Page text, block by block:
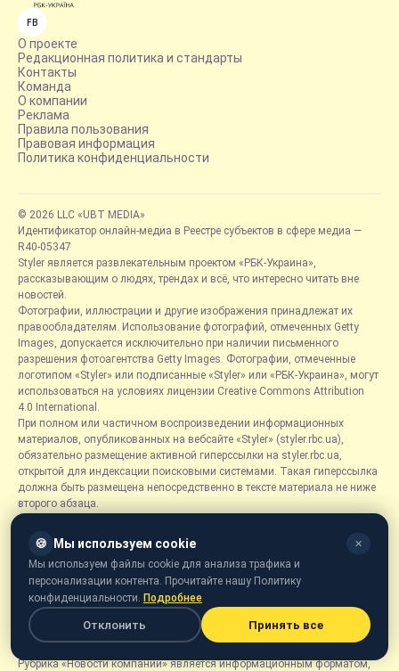
FB
О проекте
Редакционная политика и стандарты
Контакты
Команда
О компании
Реклама
Правила пользования
Правовая информация
Политика конфиденциальности
© 2026 LLC «UBT MEDIA»
Идентификатор онлайн-медиа в Реестре субъектов в сфере медиа —
R40-05347
Styler является развлекательным проектом «РБК-Украина»,
рассказывающим о людях, трендах и всё, что интересно читать вне
новостей.
Фотографии, иллюстрации и другие изображения принадлежат их
правообладателям. Использование фотографий, отмеченных Getty
Images, допускается исключительно при наличии письменного
разрешения фотоагентства Getty Images. Фотографии, отмеченные
логотипом «Styler» или подписанные «Styler» или «РБК-Украина», могут
использоваться на условиях лицензии Creative Commons Attribution
4.0 International.
При полном или частичном воспроизведении информационных
материалов, опубликованных на вебсайте «Styler» (styler.rbc.ua),
обязательно размещение активной гиперссылки на styler.rbc.ua,
открытой для индексации поисковыми системами. Такая гиперссылка
должна быть размещена непосредственно в тексте материала не ниже
второго абзаца.
публикаций. Оценочные суждения, согласно законодательству
Украины, не подлежат опровержению и доказыванию их правдивости.
За достоверность, содержание и соответствие требованиям
законодательства рекламных материалов ответственность несет
рекламодатель.
Материалы, отмеченные плашками "Пресс-релиз", "Спецпроект",
"Партнерский материал", "Promo", "Благотворительность" и "Резонанс",
Рубрика «Новости компаний» является информационным форматом,
🍪 Мы используем cookie ✕
Мы используем файлы cookie для анализа трафика и
персонализации контента. Прочитайте нашу Политику
конфиденциальности. Подробнее
Отклонить Принять все